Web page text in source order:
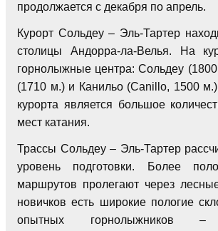
продолжается с декабря по апрель.
Курорт Сольдеу – Эль-Тартер
столицы Андорра-ла-Велья. На
горнолыжные центра: Сольдеу
(1710 м.) и Канильо (Canillo, 1500
курорта является большое
мест катания.
Трассы Сольдеу – Эль-Тартер
уровень подготовки. Более
маршрутов пролегают через
новичков есть широкие пологие
опытных горнолыжников